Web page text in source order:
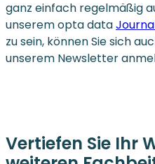
ganz einfach regelmäßig
unserem opta data
zu sein, können Sie sich
unserem Newsletter
Vertiefen Sie Ihr